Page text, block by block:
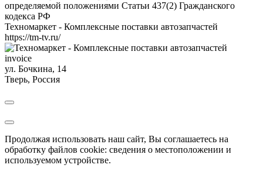
определяемой положениями Статьи 437(2) Гражданского
кодекса РФ
Техномаркет - Комплексные поставки автозапчастей
https://tm-tv.ru/
invoice
ул. Бочкина, 14
Тверь, Россия
Продолжая использовать наш сайт, Вы соглашаетесь на
обработку файлов cookie: сведения о местоположении и
используемом устройстве.